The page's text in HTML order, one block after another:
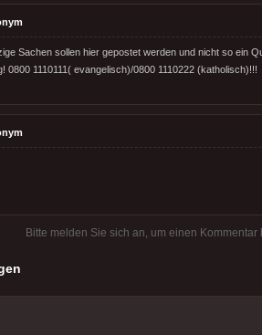
Sachen sollen hier gepostet werden und nicht so ein
0800 1110111( evangelisch)/0800 1110222 (katholisch)!!!
Bitte melden Sie sich an, um einen Kommentar